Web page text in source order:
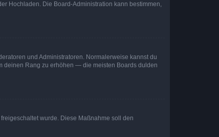
Hochladen. Die Board-Administration kann bestimmen,
und Administratoren. Normalerweise kannst du
deinen Rang zu erhöhen — die meisten Boards dulden
wurde. Diese Maßnahme soll den